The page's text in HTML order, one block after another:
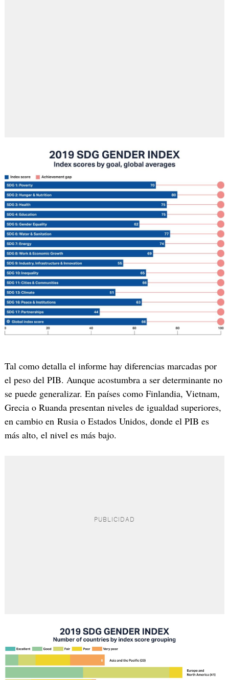
Tal como detalla el informe hay diferencias marcadas por
el peso del PIB. Aunque acostumbra a ser determinante no
se puede generalizar. En países como Finlandia, Vietnam,
Grecia o Ruanda presentan niveles de igualdad superiores,
en cambio en Rusia o Estados Unidos, donde el PIB es
más alto, el nivel es más bajo.